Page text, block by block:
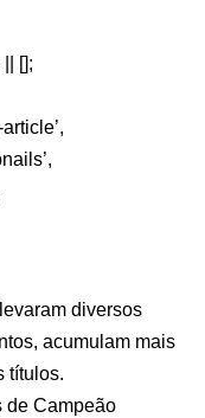
[];
diversos
acumulam mais
títulos.
de Campeão